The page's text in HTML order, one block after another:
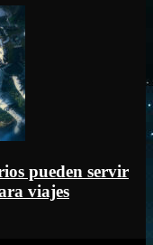
pueden servir
viajes